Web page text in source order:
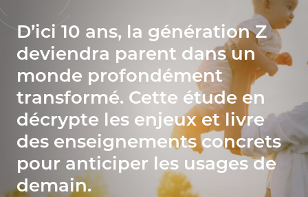
D’ici 10 ans, la génération Z
deviendra parent dans un
monde profondément
transformé. Cette étude en
décrypte les enjeux et livre
des enseignements concrets
pour anticiper les usages de
demain.